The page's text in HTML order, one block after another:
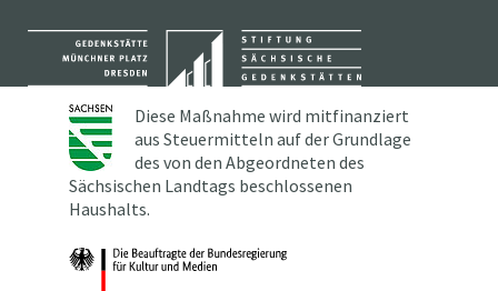
Diese Maßnahme wird mitfinanziert
aus Steuermitteln auf der Grundlage
des von den Abgeordneten des
Sächsischen Landtags beschlossenen
Haushalts.